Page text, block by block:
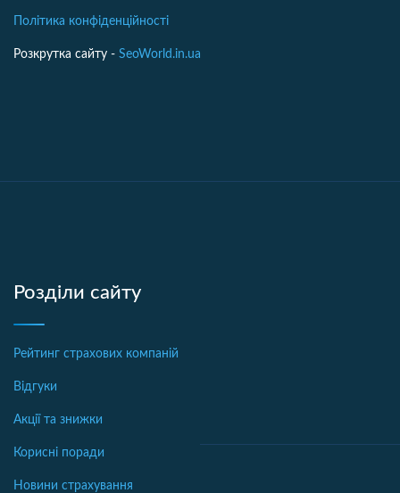
Політика конфіденційності
Розкрутка сайту - SeoWorld.in.ua
Розділи сайту
Рейтинг страхових компаній
Відгуки
Акції та знижки
Корисні поради
Новини страхування